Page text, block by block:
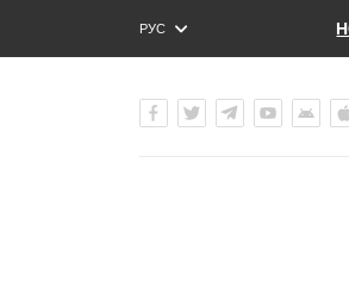
РУС
ENG